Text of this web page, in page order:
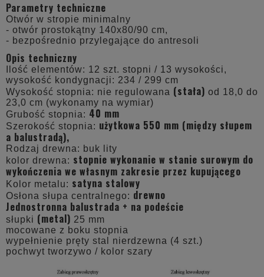
Parametry techniczne
Otwór w stropie minimalny
- otwór prostokątny 140x80/90 cm,
- bezpośrednio przylegające do antresoli
Opis techniczny
Ilość elementów: 12 szt. stopni / 13 wysokości,
wysokość kondygnacji: 234 / 299 cm
Wysokość stopnia: nie regulowana (stała) od 18,0 do
23,0 cm (wykonamy na wymiar)
Grubość stopnia: 40 mm
Szerokość stopnia: użytkowa 550 mm (między słupem
a balustradą),
Rodzaj drewna: buk lity
kolor drewna: stopnie wykonanie w stanie surowym do
wykończenia we własnym zakresie przez kupującego
Kolor metalu: satyna stalowy
Osłona słupa centralnego: drewno
Jednostronna balustrada + na podeście
słupki (metal) 25 mm
mocowane z boku stopnia
wypełnienie pręty stal nierdzewna (4 szt.)
pochwyt tworzywo / kolor szary